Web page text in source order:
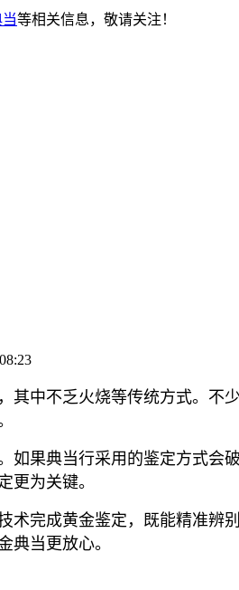
等相关信息，敬请关注！
其中不乏火烧等传统方式。不
果典当行采用的鉴定方式
更为关键。
完成黄金鉴定，既能精准
典当更放心。